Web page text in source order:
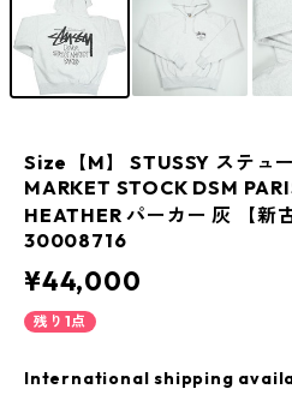
Size【M】 STUSSY ステュ
MARKET STOCK DSM
HEATHER パーカー 灰 【新
30008716
¥44,000
残り1点
International shipping